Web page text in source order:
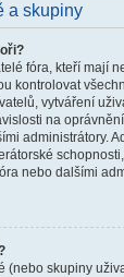
a skupiny
fóra, kteří mají
kontrolovat
vytváření
na
administrátory.
nebo dalšími
(nebo skupiny